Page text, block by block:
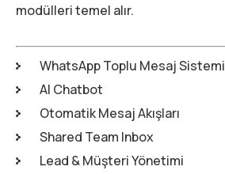
modülleri temel alır.
WhatsApp Toplu Mesaj Sistemi
AI Chatbot
Otomatik Mesaj Akışları
Shared Team Inbox
Lead & Müşteri Yönetimi